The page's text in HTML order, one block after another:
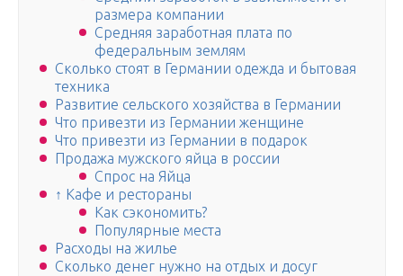
размера компании
Средняя заработная плата по
федеральным землям
Сколько стоят в Германии одежда и бытовая
техника
Развитие сельского хозяйства в Германии
Что привезти из Германии женщине
Что привезти из Германии в подарок
Продажа мужского яйца в россии
Спрос на Яйца
↑ Кафе и рестораны
Как сэкономить?
Популярные места
Расходы на жилье
Сколько денег нужно на отдых и досуг